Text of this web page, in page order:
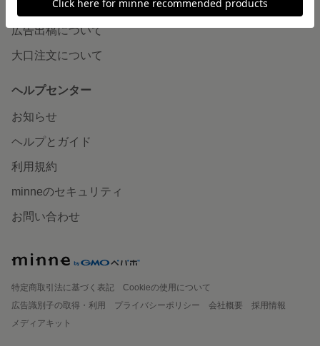
企業の方へ
広告出稿について
大口注文について
ヘルプセンター
お知らせ
ヘルプとガイド
利用規約
minneのセキュリティ
お問い合わせ
特定商取引法に基づく表記
Cookieの使用について
広告識別子の取得・利用
プライバシーポリシー 会社概要
採用情報
メディアキット